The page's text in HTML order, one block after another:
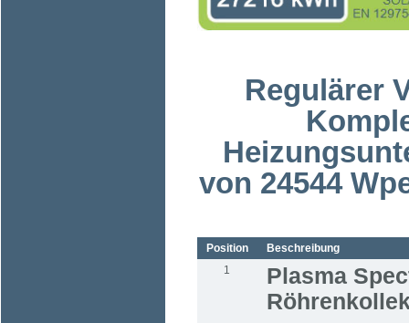
Regulärer
von 24544
Position
Beschreibung
1
Plasma